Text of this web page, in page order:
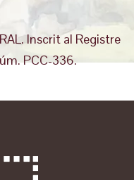
Inscrit al Registre
PCC-336.